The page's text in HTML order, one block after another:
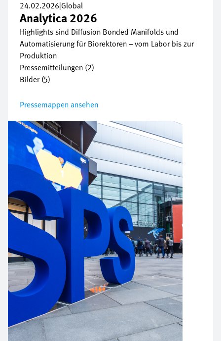
24.02.2026|Global
Analytica 2026
Highlights sind Diffusion Bonded Manifolds und
Automatisierung für Biorektoren – vom Labor bis zur
Produktion
Pressemitteilungen (2)
Bilder (5)
Pressemappen ansehen
Bild